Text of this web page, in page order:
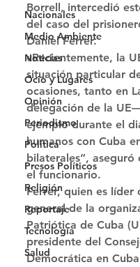
Nacionales
Medio Ambiente
Noticias
Ocio y Lugares
Opinión
Periodismo
Política
Presos Políticos
Religión
Reportaje
Tecnología
Salud
Borrell, intercedió
del caso del
Daniel Ferrer.
«Recientemente, la
situación particular
ocasiones, tanto en
delegación de la
ejemplo durante el
humanos con Cuba
bilaterales”,
el funcionario.
Ferrer, quien es
general de la
Patriótica de Cuba
presidente del
Democrática en